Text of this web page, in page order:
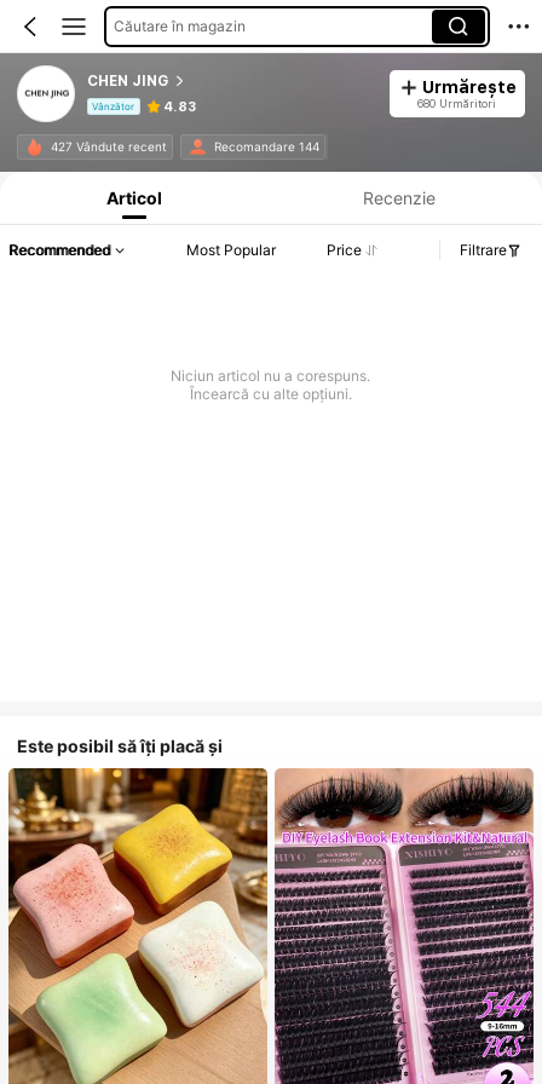
Căutare în magazin
CHEN JING
Vânzător 4.83
Urmărește
680 Urmăritori
427 Vândute recent Recomandare 144
Informații despre produs: Divulgarea prețului, detalii privind vânzările și stocul.
Articol Recenzie
Recommended Most Popular Price Filtrare
Niciun articol nu a corespuns.
Încearcă cu alte opțiuni.
Este posibil să îți placă și